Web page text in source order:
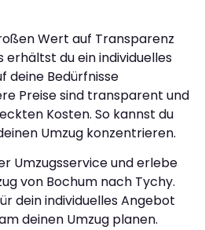
Wert auf Transparenz
erhältst du ein individuelles
deine Bedürfnisse
Preise sind transparent und
Kosten. So kannst du
Umzug konzentrieren.
Umzugsservice und erlebe
von Bochum nach Tychy.
dein individuelles Angebot
deinen Umzug planen.